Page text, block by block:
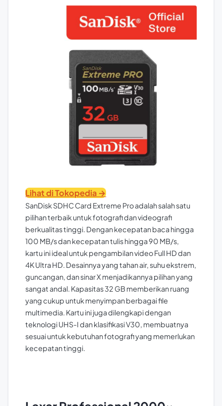
Lihat di Tokopedia →
SanDisk SDHC Card Extreme Pro adalah salah satu
pilihan terbaik untuk fotografi dan videografi
berkualitas tinggi. Dengan kecepatan baca hingga
100 MB/s dan kecepatan tulis hingga 90 MB/s,
kartu ini ideal untuk pengambilan video Full HD dan
4K Ultra HD. Desainnya yang tahan air, suhu ekstrem,
guncangan, dan sinar X menjadikannya pilihan yang
sangat andal. Kapasitas 32 GB memberikan ruang
yang cukup untuk menyimpan berbagai file
multimedia. Kartu ini juga dilengkapi dengan
teknologi UHS-I dan klasifikasi V30, membuatnya
sesuai untuk kebutuhan fotografi yang memerlukan
kecepatan tinggi.